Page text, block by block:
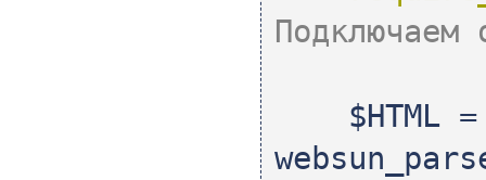
Подключаем
$HTML =